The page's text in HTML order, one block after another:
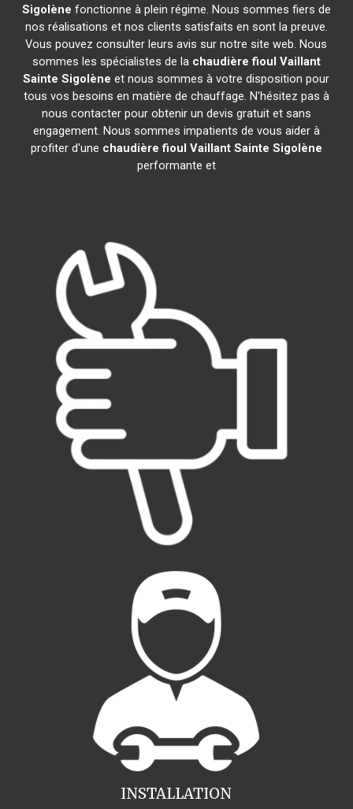
Sigolène fonctionne à plein régime. Nous sommes fiers de
nos réalisations et nos clients satisfaits en sont la preuve.
Vous pouvez consulter leurs avis sur notre site web. Nous
sommes les spécialistes de la chaudière fioul Vaillant
Sainte Sigolène et nous sommes à votre disposition pour
tous vos besoins en matière de chauffage. N'hésitez pas à
nous contacter pour obtenir un devis gratuit et sans
engagement. Nous sommes impatients de vous aider à
profiter d'une chaudière fioul Vaillant Sainte Sigolène
performante et
INSTALLATION